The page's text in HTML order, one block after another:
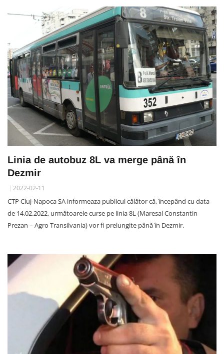
Linia de autobuz 8L va merge până în
Dezmir
2022-02-11
CTP Cluj-Napoca SA informeaza publicul călător că, începând cu data
de 14.02.2022, următoarele curse pe linia 8L (Maresal Constantin
Prezan – Agro Transilvania) vor fi prelungite până în Dezmir.